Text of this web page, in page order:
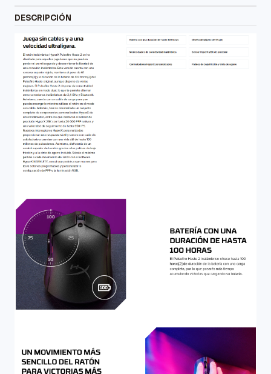
DESCRIPCIÓN